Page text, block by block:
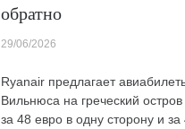
обратно
29/06/2026
Ryanair предлагает
Вильнюса на греческий
за 48 евро в одну сторону и